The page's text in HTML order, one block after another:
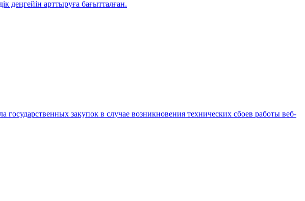
деңгейін арттыруға бағытталған.
закупок в случае возникновения технических сбоев работы веб-